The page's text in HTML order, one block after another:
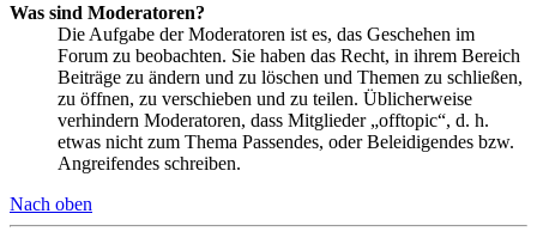
Was sind Moderatoren?
Die Aufgabe der Moderatoren ist es, das Geschehen im
Forum zu beobachten. Sie haben das Recht, in ihrem Bereich
Beiträge zu ändern und zu löschen und Themen zu schließen,
zu öffnen, zu verschieben und zu teilen. Üblicherweise
verhindern Moderatoren, dass Mitglieder „offtopic“, d. h.
etwas nicht zum Thema Passendes, oder Beleidigendes bzw.
Angreifendes schreiben.
Nach oben